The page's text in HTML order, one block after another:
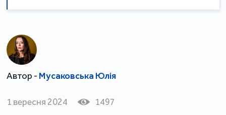
Автор - Мусаковська Юлія
1 вересня 2024 1497